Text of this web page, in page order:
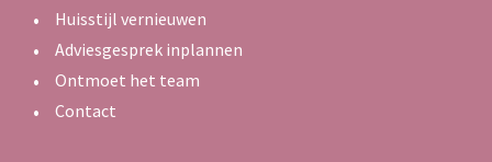
Huisstijl vernieuwen
Adviesgesprek inplannen
Ontmoet het team
Contact